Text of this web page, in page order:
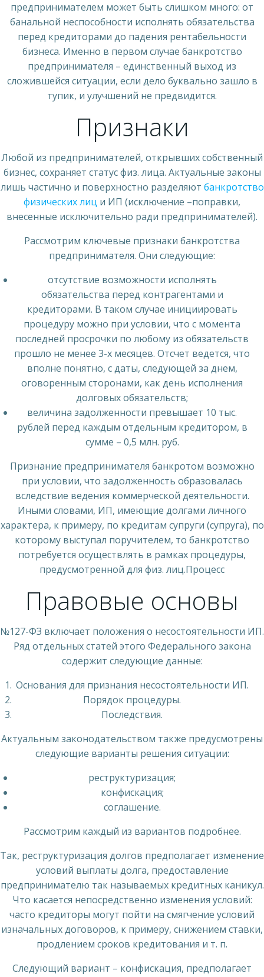
предпринимателем может быть слишком много: от
банальной неспособности исполнять обязательства
перед кредиторами до падения рентабельности
бизнеса. Именно в первом случае банкротство
предпринимателя – единственный выход из
сложившейся ситуации, если дело буквально зашло в
тупик, и улучшений не предвидится.
Признаки
Любой из предпринимателей, открывших собственный
бизнес, сохраняет статус физ. лица. Актуальные законы
лишь частично и поверхностно разделяют банкротство
физических лиц и ИП (исключение –поправки,
внесенные исключительно ради предпринимателей).
Рассмотрим ключевые признаки банкротства
предпринимателя. Они следующие:
отсутствие возможности исполнять
обязательства перед контрагентами и
кредиторами. В таком случае инициировать
процедуру можно при условии, что с момента
последней просрочки по любому из обязательств
прошло не менее 3-х месяцев. Отсчет ведется, что
вполне понятно, с даты, следующей за днем,
оговоренным сторонами, как день исполнения
долговых обязательств;
величина задолженности превышает 10 тыс.
рублей перед каждым отдельным кредитором, в
сумме – 0,5 млн. руб.
Признание предпринимателя банкротом возможно
при условии, что задолженность образовалась
вследствие ведения коммерческой деятельности.
Иными словами, ИП, имеющие долгами личного
характера, к примеру, по кредитам супруги (супруга), по
которому выступал поручителем, то банкротство
потребуется осуществлять в рамках процедуры,
предусмотренной для физ. лиц.Процесс
Правовые основы
№127-ФЗ включает положения о несостоятельности ИП.
Ряд отдельных статей этого Федерального закона
содержит следующие данные:
Основания для признания несостоятельности ИП.
Порядок процедуры.
Последствия.
Актуальным законодательством также предусмотрены
следующие варианты решения ситуации:
реструктуризация;
конфискация;
соглашение.
Рассмотрим каждый из вариантов подробнее.
Так, реструктуризация долгов предполагает изменение
условий выплаты долга, предоставление
предпринимателю так называемых кредитных каникул.
Что касается непосредственно изменения условий:
часто кредиторы могут пойти на смягчение условий
изначальных договоров, к примеру, снижением ставки,
продлением сроков кредитования и т. п.
Следующий вариант – конфискация, предполагает